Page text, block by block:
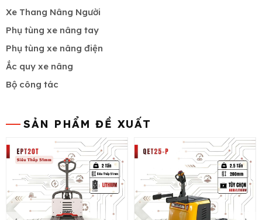
Xe Thang Nâng Người
Phụ tùng xe nâng tay
Phụ tùng xe nâng điện
Ắc quy xe nâng
Bộ công tác
SẢN PHẨM ĐỀ XUẤT